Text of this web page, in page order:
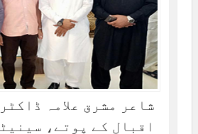
شاعر مشرق علامہ
اقبال کے پوتے،